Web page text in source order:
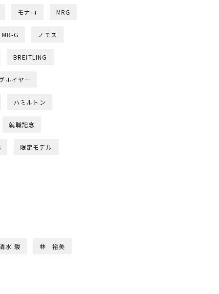
モナコ MRG
MR-G ノモス
BREITLING
ホイヤー
ハミルトン
就職記念
限定モデル
水 駿 林 裕美